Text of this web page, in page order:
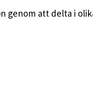
genom att delta i